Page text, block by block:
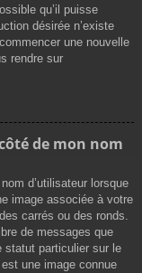
qu’il puisse
désirée n’existe
une nouvelle
rendre sur
de mon nom
d’utilisateur lorsque
image associée à votre
carrés ou des ronds.
de messages que
statut particulier sur le
une image connue